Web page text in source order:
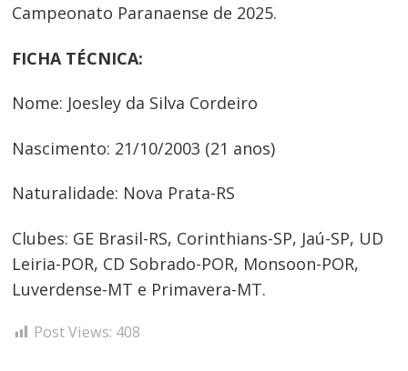
Campeonato Paranaense de 2025.
FICHA TÉCNICA:
Nome: Joesley da Silva Cordeiro
Nascimento: 21/10/2003 (21 anos)
Naturalidade: Nova Prata-RS
Clubes: GE Brasil-RS, Corinthians-SP, Jaú-SP, UD
Leiria-POR, CD Sobrado-POR, Monsoon-POR,
Luverdense-MT e Primavera-MT.
Post Views: 408